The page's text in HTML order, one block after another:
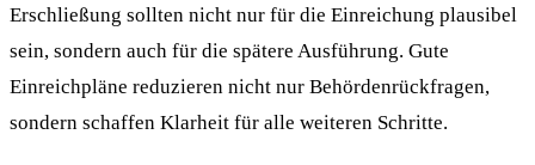
Erschließung sollten nicht nur für die Einreichung plausibel
sein, sondern auch für die spätere Ausführung. Gute
Einreichpläne reduzieren nicht nur Behördenrückfragen,
sondern schaffen Klarheit für alle weiteren Schritte.